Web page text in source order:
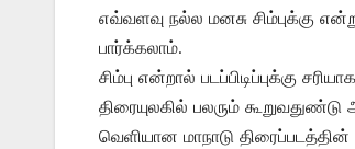
எவ்வளவு நல்ல மனசு சிம்புக்கு
பார்க்கலாம்.
சிம்பு என்றால் படப்பிடிப்புக்கு
திரையுலகில் பலரும்
வெளியான மாநாடு